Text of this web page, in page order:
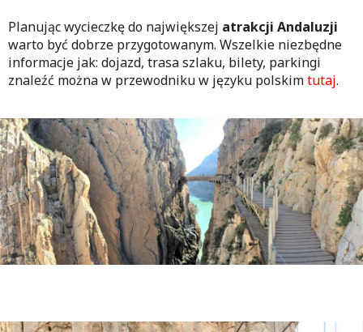
Planując wycieczkę do największej atrakcji Andaluzji
warto być dobrze przygotowanym. Wszelkie niezbędne
informacje jak: dojazd, trasa szlaku, bilety, parkingi
znaleźć można w przewodniku w języku polskimtutaj.